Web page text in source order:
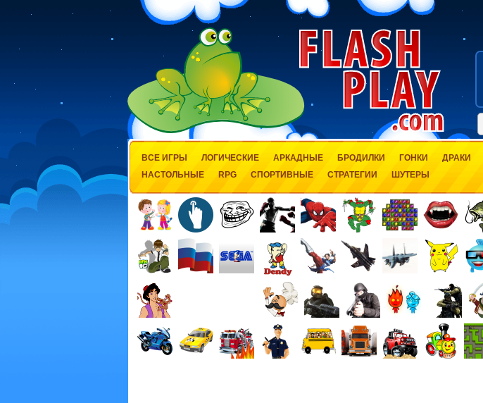
ВСЕ ИГРЫ ЛОГИЧЕСКИЕ АРКАДНЫЕ БРОДИЛКИ ГОНКИ ДРАКИ
НАСТОЛЬНЫЕ
RPG СПОРТИВНЫЕ СТРАТЕГИИ ШУТЕРЫ